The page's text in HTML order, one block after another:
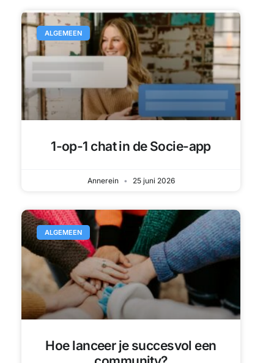
1-op-1 chat in de Socie-app
Annerein 25 juni 2026
ALGEMEEN
Hoe lanceer je succesvol een
community?
Annerein 22 mei 2026